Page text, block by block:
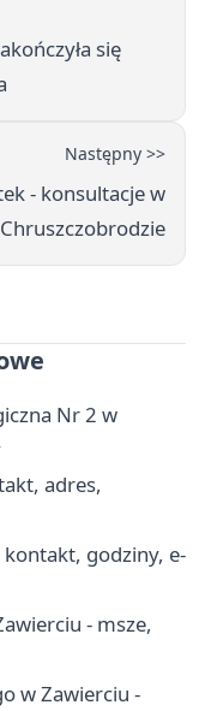
się
Następny >>
- konsultacje w
Chruszczobrodzie
Nr 2 w
adres,
kontakt, godziny, e-
- msze,
w Zawierciu -